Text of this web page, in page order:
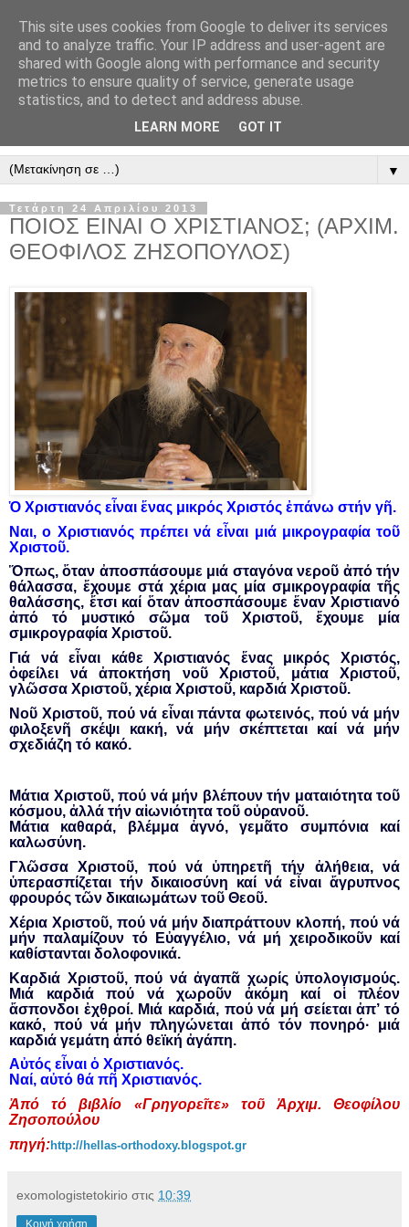
" Εξομολογεῖσθε τῶ Κυρίῳ
"
ὃτι ἀγαθός, ὃτι εἰς τόν αἰῶνα τό ἔλεος αὐτοῦ. Αλληλούϊα.
▼
Τετάρτη 24 Απριλίου 2013
ΠΟΙΟΣ ΕΙΝΑΙ Ο ΧΡΙΣΤΙΑΝΟΣ; (ΑΡΧΙΜ.
ΘΕΟΦΙΛΟΣ ΖΗΣΟΠΟΥΛΟΣ)
Ὁ Χριστιανός εἶναι ἕνας μικρός Χριστός ἐπάνω στήν γῆ.
Ναι, ο Χριστιανός πρέπει νά εἶναι μιά μικρογραφία τοῦ
Χριστοῦ.
Ὅπως, ὅταν ἀποσπάσουμε μιά σταγόνα νεροῦ ἀπό τήν
θάλασσα, ἔχουμε στά χέρια μας μία σμικρογραφία τῆς
θαλάσσης, ἔτσι καί ὅταν ἀποσπάσουμε ἕναν Χριστιανό
ἀπό τό μυστικό σῶμα τοῦ Χριστοῦ, ἔχουμε μία
σμικρογραφία Χριστοῦ.
Γιά νά εἶναι κάθε Χριστιανός ἕνας μικρός Χριστός,
ὀφείλει νά ἀποκτήση νοῦ Χριστοῦ, μάτια Χριστοῦ,
γλῶσσα Χριστοῦ, χέρια Χριστοῦ, καρδιά Χριστοῦ.
Νοῦ Χριστοῦ, πού νά εἶναι πάντα φωτεινός, πού νά μήν
φιλοξενῆ σκέψι κακή, νά μήν σκέπτεται καί νά μήν
σχεδιάζη τό κακό.
Μάτια Χριστοῦ, πού νά μήν βλέπουν τήν ματαιότητα τοῦ
κόσμου, ἀλλά τήν αἰωνιότητα τοῦ οὐρανοῦ.
Μάτια καθαρά, βλέμμα ἁγνό, γεμᾶτο συμπόνια καί
καλωσύνη.
Γλῶσσα Χριστοῦ, πού νά ὑπηρετῆ τήν ἀλήθεια, νά
ὑπερασπίζεται τήν δικαιοσύνη καί νά εἶναι ἄγρυπνος
φρουρός τῶν δικαιωμάτων τοῦ Θεοῦ.
Χέρια Χριστοῦ, πού νά μήν διαπράττουν κλοπή, πού νά
μήν παλαμίζουν τό Εὐαγγέλιο, νά μή χειροδικοῦν καί
καθίστανται δολοφονικά.
Καρδιά Χριστοῦ, πού νά ἀγαπᾶ χωρίς ὑπολογισμούς.
Μιά καρδιά πού νά χωροῦν ἀκόμη καί οἱ πλέον
ἄσπονδοι ἐχθροί. Μιά καρδιά, πού νά μή σείεται ἀπ’ τό
κακό, πού νά μήν πληγώνεται ἀπό τόν πονηρό· μιά
καρδιά γεμάτη ἀπό θεϊκή ἀγάπη.
Αὐτός εἶναι ὁ Χριστιανός.
Ναί, αὐτό θά πῆ Χριστιανός.
Ἀπό τό βιβλίο «Γρηγορεῖτε» τοῦ Ἀρχιμ. Θεοφίλου
Ζησοπούλου
πηγή:http://hellas-orthodoxy.blogspot.gr
exomologistetokirio στις 10:39
Κοινή χρήση
This site uses cookies from Google to deliver its services
and to analyze traffic. Your IP address and user-agent are
shared with Google along with performance and security
metrics to ensure quality of service, generate usage
statistics, and to detect and address abuse.
LEARN MORE GOT IT